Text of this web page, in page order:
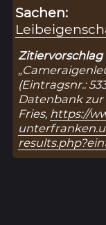
Sachen:
Zitiervorschlag
(Eintragsnr.:
Datenbank
Fries, https://